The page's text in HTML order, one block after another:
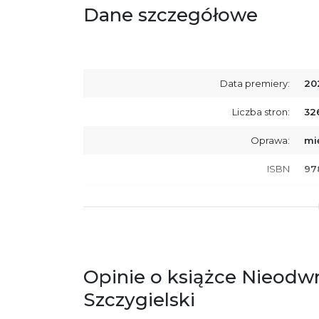
Dane szczegółowe
Data premiery:
Liczba stron:
Oprawa:
ISBN
Ostrzeżenia oraz informacje dotyczące
Opinie o książce
Szczygielski